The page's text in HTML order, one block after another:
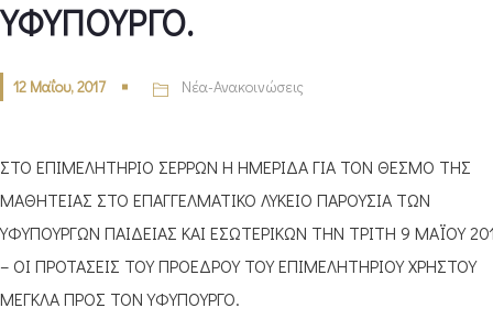
ΥΦΥΠΟΥΡΓΟ.
12 Μαΐου, 2017 Νέα-Ανακοινώσεις
ΣΤΟ ΕΠΙΜΕΛΗΤΗΡΙΟ ΣΕΡΡΩΝ Η ΗΜΕΡΙΔΑ ΓΙΑ ΤΟΝ ΘΕΣΜΟ ΤΗΣ
ΜΑΘΗΤΕΙΑΣ ΣΤΟ ΕΠΑΓΓΕΛΜΑΤΙΚΟ ΛΥΚΕΙΟ ΠΑΡΟΥΣΙΑ ΤΩΝ
ΥΦΥΠΟΥΡΓΩΝ ΠΑΙΔΕΙΑΣ ΚΑΙ ΕΣΩΤΕΡΙΚΩΝ ΤΗΝ ΤΡΙΤΗ 9 ΜΑΪΟΥ
– ΟΙ ΠΡΟΤΑΣΕΙΣ ΤΟΥ ΠΡΟΕΔΡΟΥ ΤΟΥ ΕΠΙΜΕΛΗΤΗΡΙΟΥ ΧΡΗΣΤΟΥ
ΜΕΓΚΛΑ ΠΡΟΣ ΤΟΝ ΥΦΥΠΟΥΡΓΟ.